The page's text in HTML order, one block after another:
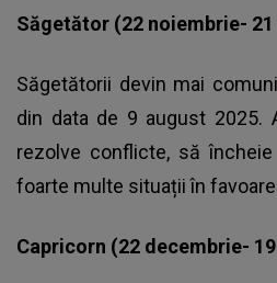
Săgetător (22 noiembrie-
Săgetătorii devin mai
din data de 9 august 2025.
rezolve conflicte, să
foarte multe situații în
Capricorn (22 decembrie-